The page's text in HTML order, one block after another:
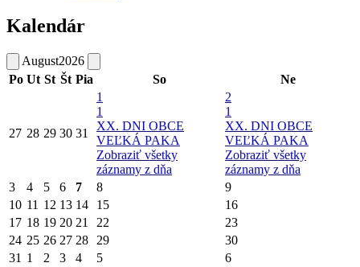
Kalendár
August2026
Po Ut St Št Pia So Ne
27 28 29 30 31
1
1
XX. DNI OBCE
VEĽKÁ PAKA
Zobraziť všetky
záznamy z dňa
2
1
XX. DNI OBCE
VEĽKÁ PAKA
Zobraziť všetky
záznamy z dňa
3
4 5 6 7 8
9
10 11 12 13 14 15
16
17 18 19 20 21 22
23
24 25 26 27 28 29
30
31 1 2 3 4 5 6